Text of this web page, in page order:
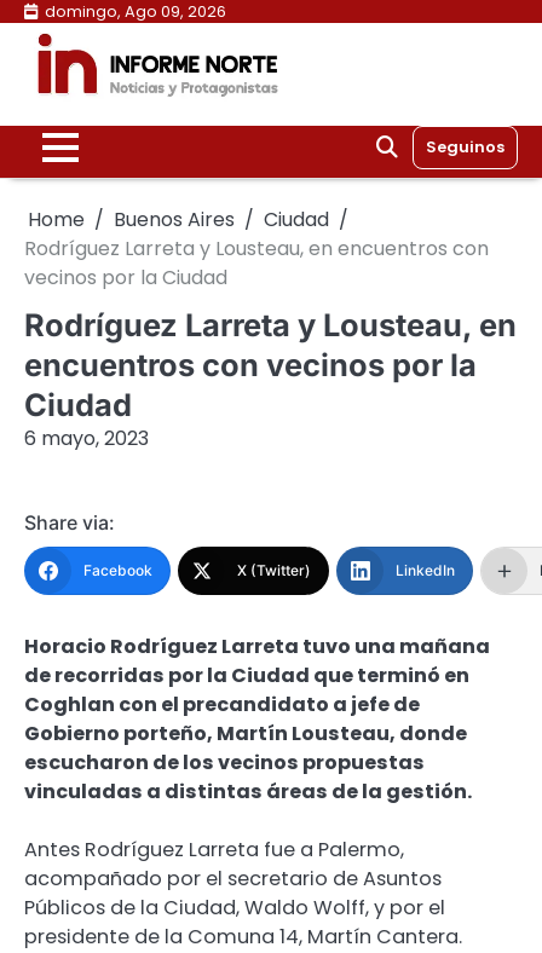
Skip
content
domingo, Ago 09, 2026
Seguinos
Home Buenos Aires
Ciudad
Rodríguez Larreta y Lousteau, en encuentros con
vecinos por la Ciudad
Rodríguez Larreta y Lousteau, en
encuentros con vecinos por la
Ciudad
6 mayo, 2023
Share via:
Facebook X (Twitter) LinkedIn
Horacio Rodríguez Larreta tuvo una mañana
de recorridas por la Ciudad que terminó en
Coghlan con el precandidato a jefe de
Gobierno porteño, Martín Lousteau, donde
escucharon de los vecinos propuestas
vinculadas a distintas áreas de la gestión.
Antes Rodríguez Larreta fue a Palermo,
acompañado por el secretario de Asuntos
Públicos de la Ciudad, Waldo Wolff, y por el
presidente de la Comuna 14, Martín Cantera.